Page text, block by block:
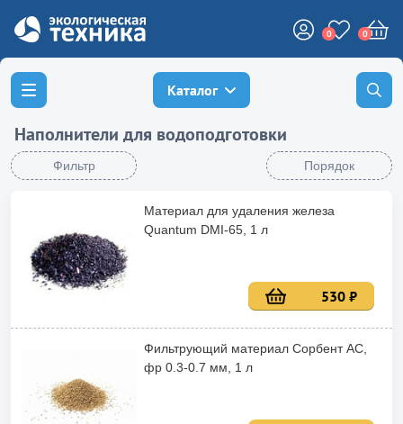
0 0
Каталог
Наполнители для водоподготовки
Фильтр Порядок
Материал для удаления железа
Quantum DMI-65, 1 л
530 ₽
Фильтрующий материал Сорбент АС,
фр 0.3-0.7 мм, 1 л